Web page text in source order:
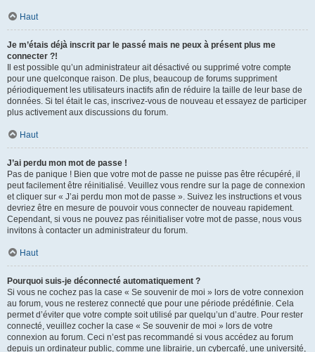
Haut
Je m’étais déjà inscrit par le passé mais ne peux à présent plus me
connecter ?!
Il est possible qu’un administrateur ait désactivé ou supprimé votre compte
pour une quelconque raison. De plus, beaucoup de forums suppriment
périodiquement les utilisateurs inactifs afin de réduire la taille de leur base de
données. Si tel était le cas, inscrivez-vous de nouveau et essayez de participer
plus activement aux discussions du forum.
Haut
J’ai perdu mon mot de passe !
Pas de panique ! Bien que votre mot de passe ne puisse pas être récupéré, il
peut facilement être réinitialisé. Veuillez vous rendre sur la page de connexion
et cliquer sur « J’ai perdu mon mot de passe ». Suivez les instructions et vous
devriez être en mesure de pouvoir vous connecter de nouveau rapidement.
Cependant, si vous ne pouvez pas réinitialiser votre mot de passe, nous vous
invitons à contacter un administrateur du forum.
Haut
Pourquoi suis-je déconnecté automatiquement ?
Si vous ne cochez pas la case « Se souvenir de moi » lors de votre connexion
au forum, vous ne resterez connecté que pour une période prédéfinie. Cela
permet d’éviter que votre compte soit utilisé par quelqu’un d’autre. Pour rester
connecté, veuillez cocher la case « Se souvenir de moi » lors de votre
connexion au forum. Ceci n’est pas recommandé si vous accédez au forum
depuis un ordinateur public, comme une librairie, un cybercafé, une université,